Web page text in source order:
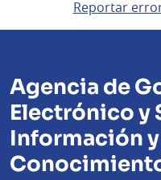
Reportar
Agencia de
Electrónico y
Información